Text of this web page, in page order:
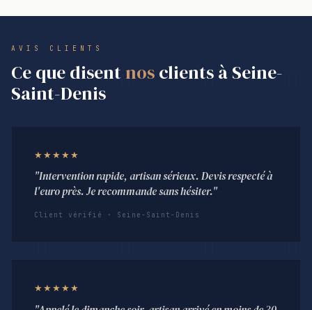
AVIS CLIENTS
Ce que disent nosclients à Seine-
Saint-Denis
★★★★★
"Intervention rapide, artisan sérieux. Devis respecté à
l'euro près. Je recommande sans hésiter."
Client vérifié · Seine-Saint-Denis
★★★★★